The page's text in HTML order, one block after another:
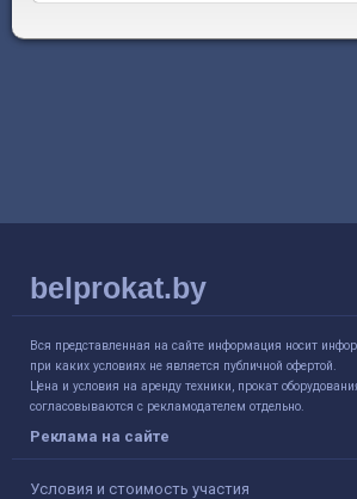
belprokat.by
Вся представленная на сайте информация носит
при каких условиях не является публичной офертой.
Цена и условия на аренду техники, прокат
согласовываются с рекламодателем отдельно.
Реклама на сайте
Условия и стоимость участия